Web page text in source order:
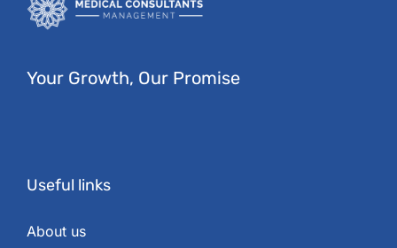
Your Growth, Our Promise
Useful links
About us